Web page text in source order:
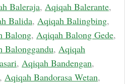
Baleraja, Aqiqah Balerante,
Balida, Aqiqah Balingbing,
Balong, Aqiqah Balong Gede,
Balonggandu, Aqiqah
, Aqiqah Bandengan,
, Aqiqah Bandorasa Wetan,